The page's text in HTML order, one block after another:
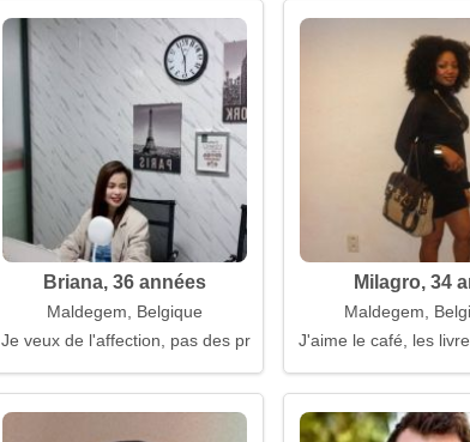
Briana, 36 années
Maldegem, Belgique
Je veux de l'affection, pas des promesses
Milagro, 34
Maldegem,
J'aime le café, les